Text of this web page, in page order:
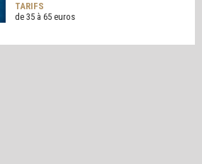
TARIFS
de 35 à 65 euros